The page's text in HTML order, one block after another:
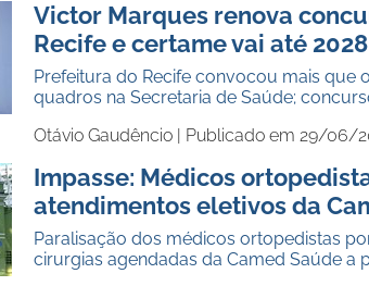
Victor Marques renova
Recife e certame vai até 2028
Prefeitura do Recife convocou mais que
quadros na Secretaria de Saúde;
Otávio Gaudêncio | Publicado em 29/06/
Impasse: Médicos
atendimentos eletivos da
Paralisação dos médicos ortopedistas
cirurgias agendadas da Camed Saúde a